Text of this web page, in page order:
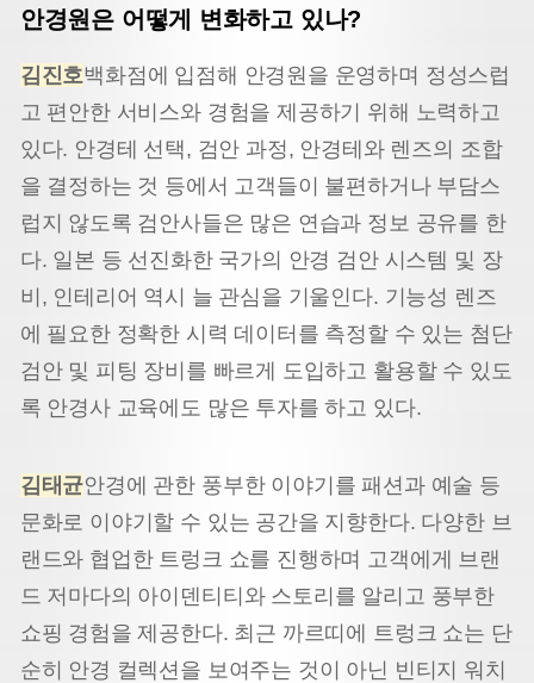
안경원은 어떻게 변화하고 있나?
김진호백화점에 입점해 안경원을 운영하며 정성스럽
고 편안한 서비스와 경험을 제공하기 위해 노력하고
있다. 안경테 선택, 검안 과정, 안경테와 렌즈의 조합
을 결정하는 것 등에서 고객들이 불편하거나 부담스
럽지 않도록 검안사들은 많은 연습과 정보 공유를 한
다. 일본 등 선진화한 국가의 안경 검안 시스템 및 장
비, 인테리어 역시 늘 관심을 기울인다. 기능성 렌즈
에 필요한 정확한 시력 데이터를 측정할 수 있는 첨단
검안 및 피팅 장비를 빠르게 도입하고 활용할 수 있도
록 안경사 교육에도 많은 투자를 하고 있다.
김태균안경에 관한 풍부한 이야기를 패션과 예술 등
문화로 이야기할 수 있는 공간을 지향한다. 다양한 브
랜드와 협업한 트렁크 쇼를 진행하며 고객에게 브랜
드 저마다의 아이덴티티와 스토리를 알리고 풍부한
쇼핑 경험을 제공한다. 최근 까르띠에 트렁크 쇼는 단
순히 안경 컬렉션을 보여주는 것이 아닌 빈티지 워치